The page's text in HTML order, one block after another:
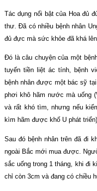
Tác dụng nổi bật của Hoa đủ
thư. Đã có nhiều bệnh nhân
đủ đực mà sức khỏe đã khá
Đó là câu chuyện của một
tuyến tiền liệt ác tính, bệnh
bệnh nhân được một bác sỹ
phơi khô hãm nước mà uống
và rất khó tìm, nhưng nếu
kìm hãm được khố U phát
Sau đó bệnh nhân trên đã đi
ngoài Bắc mới mua được.
sắc uống trong 1 tháng, khi đi
chỉ còn 3cm và đang có chiều